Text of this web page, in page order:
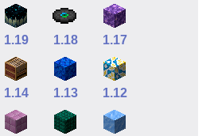
1.19 1.18 1.17
1.14 1.13 1.12